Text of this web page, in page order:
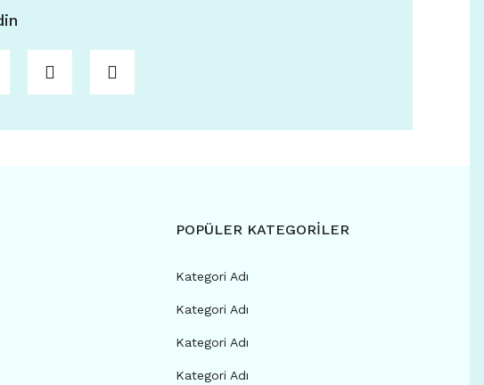
POPÜLER KATEGORİLER
Kategori Adı
Kategori Adı
Kategori Adı
Kategori Adı